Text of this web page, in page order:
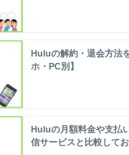
Huluの解約・退会方法
ホ・PC別】
Huluの月額料金や支払
信サービスと比較して